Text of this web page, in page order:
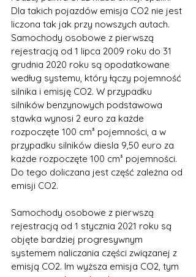
Dla takich pojazdów emisja CO2 nie jest
liczona tak jak przy nowszych autach.
Samochody osobowe z pierwszą
rejestracją od 1 lipca 2009 roku do 31
grudnia 2020 roku są opodatkowane
według systemu, który łączy pojemność
silnika i emisję CO2. W przypadku
silników benzynowych podstawowa
stawka wynosi 2 euro za każde
rozpoczęte 100 cm³ pojemności, a w
przypadku silników diesla 9,50 euro za
każde rozpoczęte 100 cm³ pojemności.
Do tego doliczana jest część zależna od
emisji CO2.
Samochody osobowe z pierwszą
rejestracją od 1 stycznia 2021 roku są
objęte bardziej progresywnym
systemem naliczania części związanej z
emisją CO2. Im wyższa emisja CO2, tym